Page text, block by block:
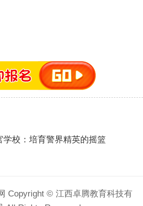
学校：培育警界精英的摇篮
Copyright © 江西卓腾教育科技有